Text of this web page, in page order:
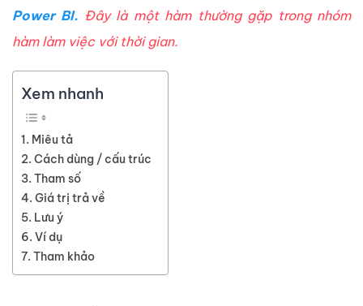
Power BI. Đây là một hàm thường gặp trong nhóm
hàm làm việc với thời gian.
Xem nhanh
Miêu tả
Cách dùng / cấu trúc
Tham số
Giá trị trả về
Lưu ý
Ví dụ
Tham khảo